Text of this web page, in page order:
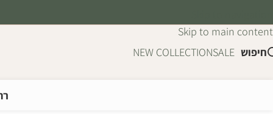
Skip to main content
חיפוש SALE
NEW COLLECTION